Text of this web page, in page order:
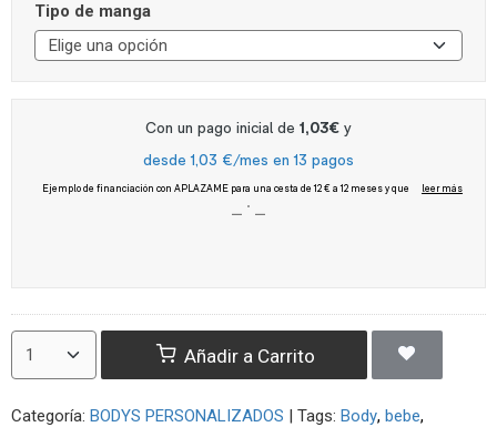
Tipo de manga
Añadir a Carrito
Categoría: BODYS PERSONALIZADOS | Tags: Body bebe